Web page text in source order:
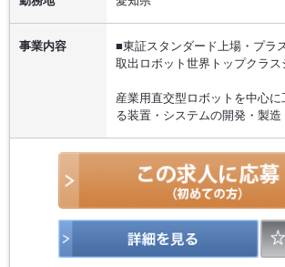
事業内容
■東証スタンダード上場・プラ
取出ロボット世界トップクラス
産業用直交型ロボットを中心
る装置・システムの開発・製造